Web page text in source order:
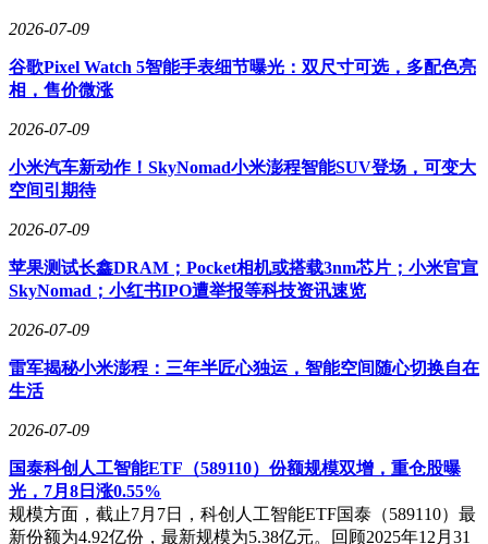
词上。
尤其前几个月，正是大学生们赶论文的时间，闹出的笑话就更
多了。
「每位学生」，苹果输入法打成「美味学生」。
不少网友质疑，苹果输入法到底是不是九年义务教育的漏网之
鱼。
有好几次机哥开黑时，因为自己网络不稳定坑了队友。
正打算跟朋友解释一下，自己不是故意的，只是网络卡死了。
但 iOS 输入法完全不给机哥解释的机会，翻来覆去都找不到
「卡」字。
这下机哥彻底悟了。
2026-07-09
谷歌Pixel Watch 5智能手表细节曝光：双尺寸可选，多配色亮
相，售价微涨
2026-07-09
小米汽车新动作！SkyNomad小米澎程智能SUV登场，可变大
空间引期待
2026-07-09
苹果测试长鑫DRAM；Pocket相机或搭载3nm芯片；小米官宣
SkyNomad；小红书IPO遭举报等科技资讯速览
2026-07-09
雷军揭秘小米澎程：三年半匠心独运，智能空间随心切换自在
生活
2026-07-09
国泰科创人工智能ETF（589110）份额规模双增，重仓股曝
光，7月8日涨0.55%
规模方面，截止7月7日，科创人工智能ETF国泰（589110）最
新份额为4.92亿份，最新规模为5.38亿元。回顾2025年12月31